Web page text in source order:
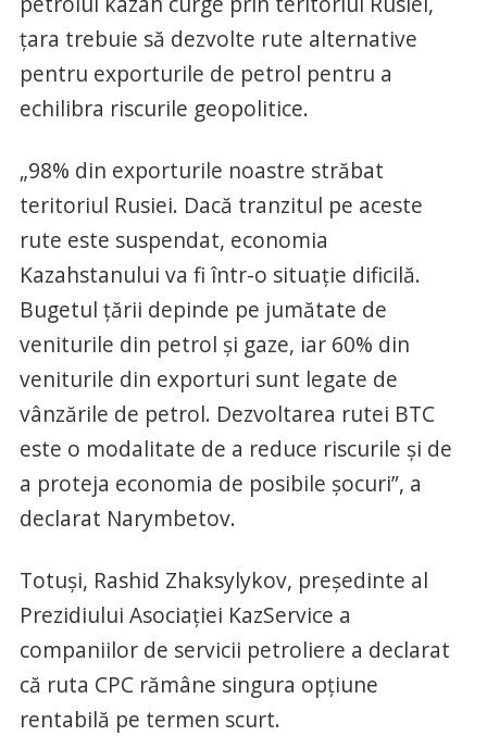
țara trebuie să dezvolte rute alternative
pentru exporturile de petrol pentru a
echilibra riscurile geopolitice.
„98% din exporturile noastre străbat
teritoriul Rusiei. Dacă tranzitul pe aceste
rute este suspendat, economia
Kazahstanului va fi într-o situație dificilă.
Bugetul țării depinde pe jumătate de
veniturile din petrol și gaze, iar 60% din
veniturile din exporturi sunt legate de
vânzările de petrol. Dezvoltarea rutei BTC
este o modalitate de a reduce riscurile și de
a proteja economia de posibile șocuri”, a
declarat Narymbetov.
Totuși, Rashid Zhaksylykov, președinte al
Prezidiului Asociației KazService a
companiilor de servicii petroliere a declarat
că ruta CPC rămâne singura opțiune
rentabilă pe termen scurt.